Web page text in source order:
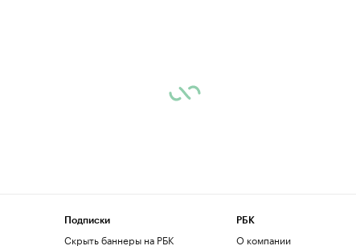
Подписки
Скрыть баннеры на РБК
РБК
О компании